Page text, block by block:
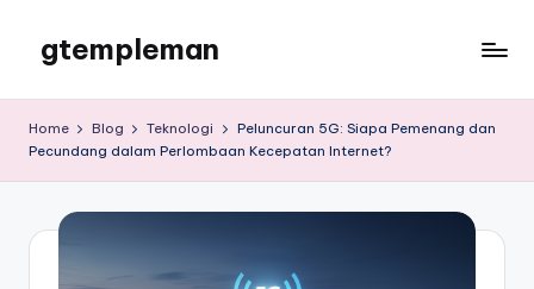
content
gtempleman
Home Blog Teknologi
Peluncuran 5G: Siapa Pemenang dan
Pecundang dalam Perlombaan Kecepatan Internet?